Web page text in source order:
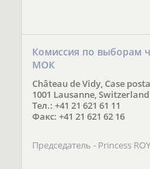
Комиссия по выборам
МОК
Château de Vidy, Case
1001 Lausanne, Switzerland
Тел.: +41 21 621 61 11
Факс: +41 21 621 62 16
Председатель - Princess